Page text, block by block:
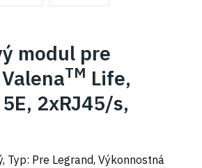
modul pre
ValenaTM Life,
2xRJ45/s,
Typ: Pre Legrand, Výkonnostná